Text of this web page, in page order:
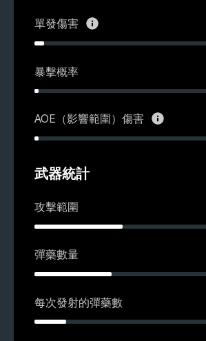
單發傷害
暴擊概率
AOE（影響範圍）傷害
武器統計
攻擊範圍
彈藥數量
每次發射的彈藥數